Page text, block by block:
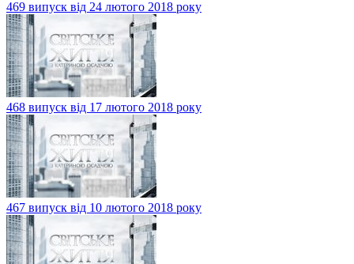
469 випуск від 24 лютого 2018 року
468 випуск від 17 лютого 2018 року
467 випуск від 10 лютого 2018 року